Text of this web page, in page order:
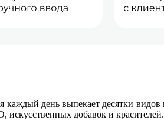
каждый день выпекает десятки
искусственных добавок и красителей.